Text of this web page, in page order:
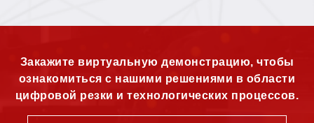
Закажите виртуальную демонстрацию, чтобы
ознакомиться с нашими решениями в области
цифровой резки и технологических процессов.